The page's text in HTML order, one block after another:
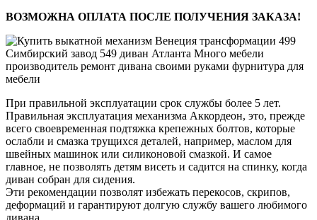
ВОЗМОЖНА ОПЛАТА ПОСЛЕ ПОЛУЧЕНИЯ ЗАКАЗА!
При правильной эксплуатации срок службы более 5 лет.
Правильная эксплуатация механизма Аккордеон, это, прежде
всего своевременная подтяжка крепежных болтов, которые
ослабли и смазка трущихся деталей, например, маслом для
швейных машинок или силиконовой смазкой. И самое
главное, не позволять детям висеть и садится на спинку, когда
диван собран для сидения.
Эти рекомендации позволят избежать перекосов, скрипов,
деформаций и гарантируют долгую службу вашего любимого